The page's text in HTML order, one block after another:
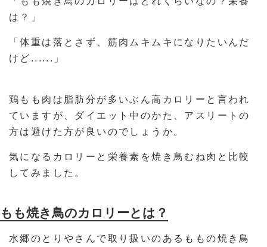
は？」
「体重は落とさず、筋肉ムキムキになりたいんだ
けど......」
鶏もも肉は脂肪分が多いぶん高カロリーと言われ
ていますが、ダイエット中のかた、アスリートの
方は避けた方が良いのでしょうか。
気になるカロリーと栄養素を焼き鳥むね肉と比較
してみました。
もも焼き鳥のカロリーとは？
水郷のとりやさんで取り扱いのあるももの焼き鳥